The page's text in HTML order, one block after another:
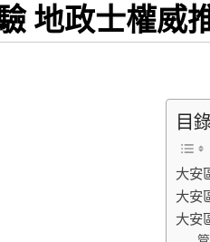
地政士權威
目
大安
大安
大安